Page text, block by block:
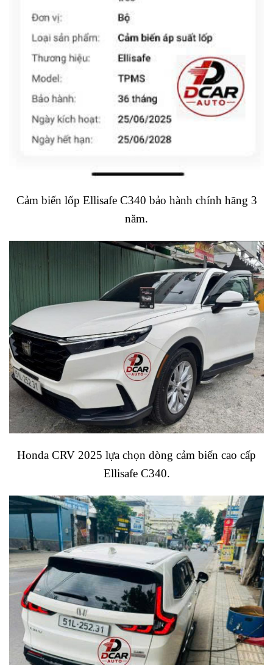
Cảm biến lốp Ellisafe C340 bảo hành chính hãng 3
năm.
Honda CRV 2025 lựa chọn dòng cảm biến cao cấp
Ellisafe C340.